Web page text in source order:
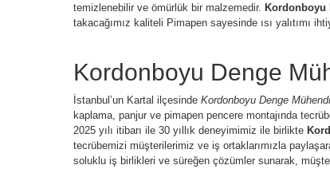
temizlenebilir ve ömürlük bir malzemedir. Kordonboyu
takacağımız kaliteli Pimapen sayesinde ısı yalıtımı
Kordonboyu Denge
İstanbul’un Kartal ilçesinde Kordonboyu Denge
kaplama, panjur ve pimapen pencere montajında
2025 yılı itibarı ile 30 yıllık deneyimimiz ile birlikte
tecrübemizi müşterilerimiz ve iş ortaklarımızla
soluklu iş birlikleri ve süreğen çözümler sunarak,